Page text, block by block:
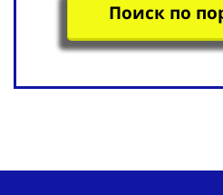
Поиск по